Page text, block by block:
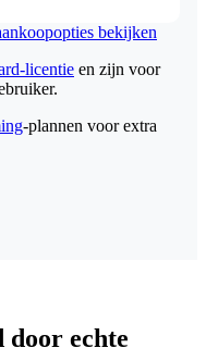
bekijken
licentie en zijn voor
-plannen voor extra
door echte